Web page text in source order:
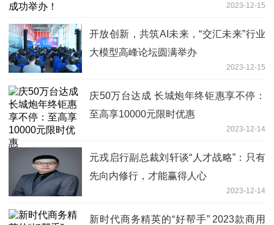
2023-12-15
开放创新，共筑AI未来，“交汇未来”行业
大模型高峰论坛圆满举办
2023-12-15
庆50万台达成 长城炮年终钜惠享不停：
至高享10000元限时优惠
2023-12-14
元戎启行副总裁刘轩谈“人才战略”：只有
先向内修行，才能赢得人心
2023-12-14
新时代商务精英的“好帮手” 2023款商用